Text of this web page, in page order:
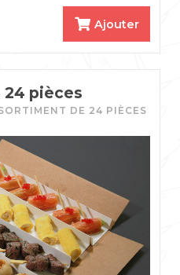
Ajouter
24 pièces
DE 24 PIÈCES